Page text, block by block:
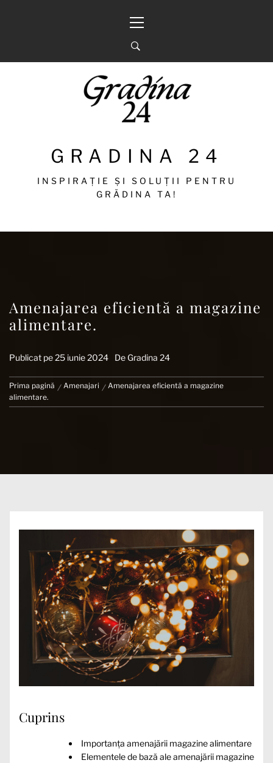
principal
GRADINA 24
INSPIRAȚIE ȘI SOLUȚII PENTRU
GRĂDINA TA!
Amenajarea eficientă a magazine
alimentare.
Publicat pe25 iunie 2024 De Gradina 24
Prima pagină Amenajari
Amenajarea eficientă a magazine
alimentare.
Cuprins
Importanța amenajării magazine alimentare
Elementele de bază ale amenajării magazine